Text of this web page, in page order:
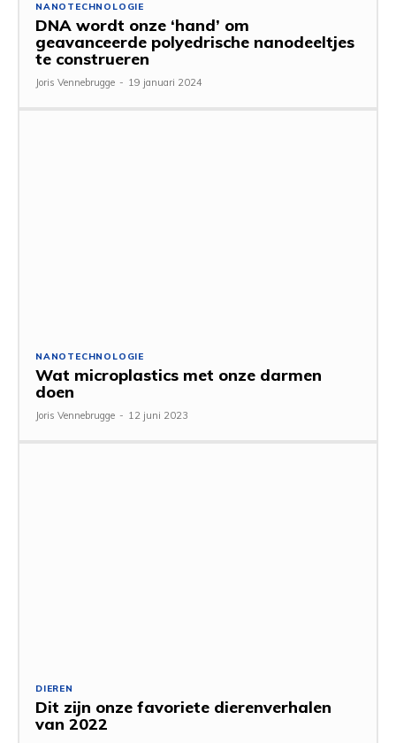
NANOTECHNOLOGIE
DNA wordt onze ‘hand’ om
geavanceerde polyedrische nanodeeltjes
te construeren
Joris Vennebrugge - 19 januari 2024
NANOTECHNOLOGIE
Wat microplastics met onze darmen
doen
Joris Vennebrugge - 12 juni 2023
DIEREN
Dit zijn onze favoriete dierenverhalen
van 2022